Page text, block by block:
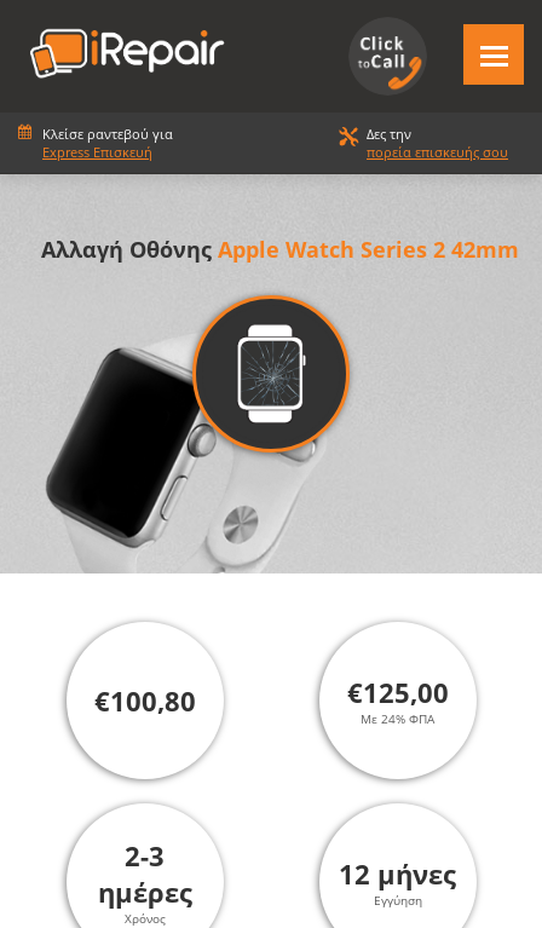
Κλείσε ραντεβού για
Express Επισκευή
Δες την
πορεία επισκευής σου
Αλλαγή Οθόνης Apple Watch Series 2 42mm
€100,80 €125,00
Με 24% ΦΠΑ
2-3
ημέρες
Χρόνος
12 μήνες
Εγγύηση